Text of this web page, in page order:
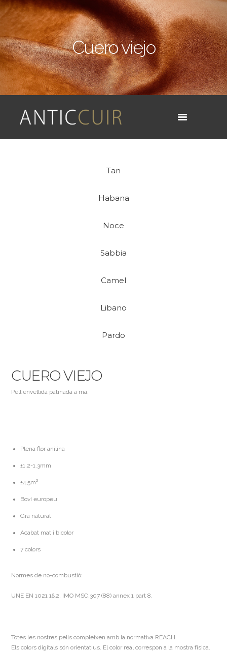
Cuero viejo
Tan
Habana
Noce
Sabbia
Camel
Libano
Pardo
CUERO VIEJO
Pell envellida patinada a mà.
Plena flor anilina
±1.2-1.3mm
±4.5m²
Boví europeu
Gra natural
Acabat mat i bicolor
7 colors
Normes de no-combustió:
UNE EN 1021 1&2, IMO MSC.307 (88) annex 1 part 8.
Totes les nostres pells compleixen amb la normativa REACH.
Els colors digitals són orientatius. El color real correspon a la mostra física.